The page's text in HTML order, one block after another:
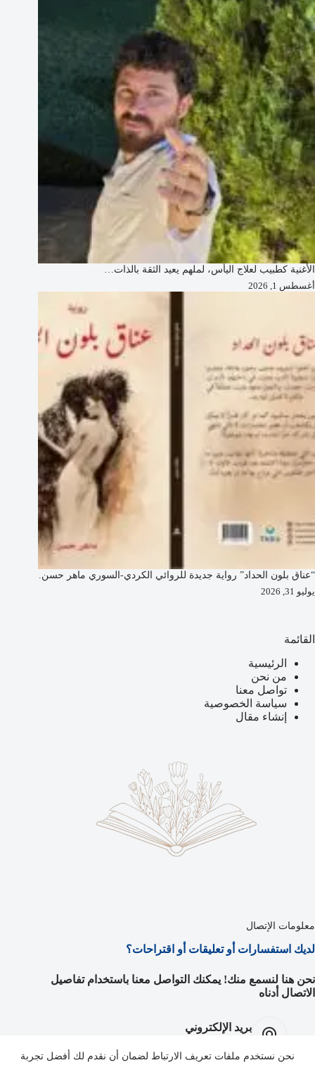
نحن نستخدم ملفات تعريف الارتباط لضمان أن نقدم لك أفضل تجربة
الأغنية كطبيب لعلاج اليأس، لملهم يعيد الثقة بالذات…
أغسطس 1, 2026
“عناق بلون الحداد” رواية جديدة للروائي الكردي-السوري ماهر حسن.
يوليو 31, 2026
القائمة
الرئيسية
من نحن
تواصل معنا
سياسة الخصوصية
إنشاء مقال
معلومات الإتصال
لديك استفسارات أو تعليقات أو اقتراحات؟
نحن هنا لنسمع منك! يمكنك التواصل معنا باستخدام تفاصيل
الاتصال أدناه
بريد الإلكتروني
Facebook: